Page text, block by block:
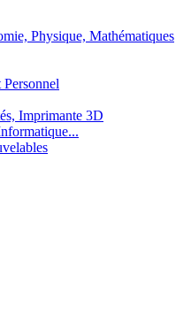
Physique, Mathématiques
Imprimante 3D